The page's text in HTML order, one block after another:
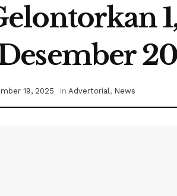
19, 2025 in Advertorial, News